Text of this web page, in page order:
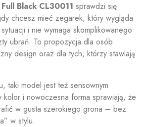
Black CL30011 sprawdzi się
chcesz mieć zegarek, który wygląda
i nie wymaga skomplikowanego
ubrań. To propozycja dla osób
design oraz dla tych, którzy stawiają
taki model jest też sensownym
kolor i nowoczesna forma sprawiają, że
w gusta szerokiego grona – bez
w stylu.